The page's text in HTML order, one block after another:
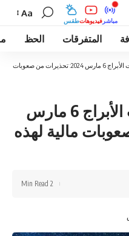
طقسفيديوهات مباشر
Aa
المتفرقات الحظ
مالية لهذه الأبراج
حظك اليوم وتوقعات الأبراج 6 مارس
صعوبات مالية لهذه
2 Min Read